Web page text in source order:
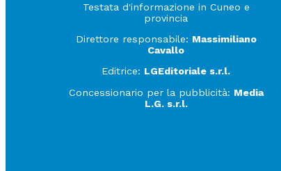
Testata d'informazione in Cuneo e
provincia
Direttore responsabile: Massimiliano
Cavallo
Editrice: LGEditoriale s.r.l.
Concessionario per la pubblicità: Media
L.G. s.r.l.